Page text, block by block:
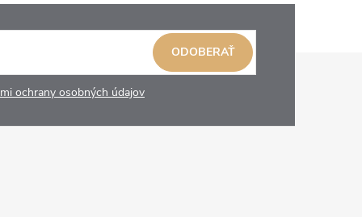
ochrany osobných údajov
ODOBERAŤ